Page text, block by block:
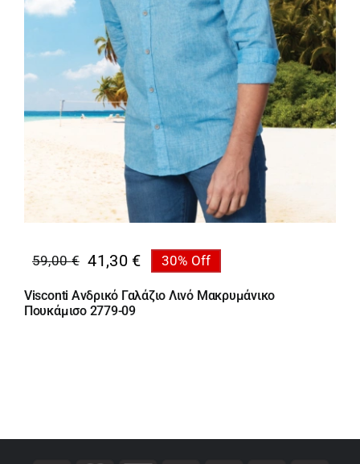
59,00€
Original
price
was:
41,30 €
Η
τρέχουσα
τιμή
30% Off
Visconti Ανδρικό Γαλάζιο Λινό Μακρυμάνικο
Πουκάμισο 2779-09